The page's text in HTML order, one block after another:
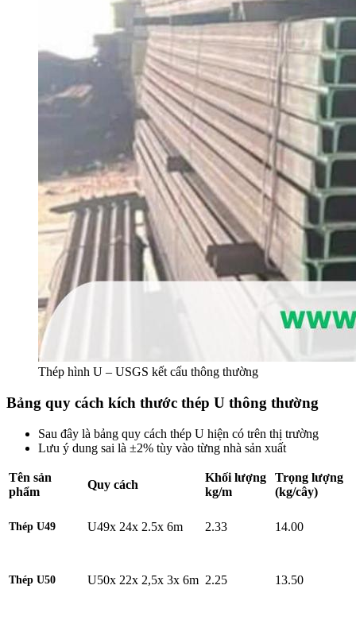
Thép hình U – USGS kết cấu thông thường
Bảng quy cách kích thước thép U thông thường
Sau đây là bảng quy cách thép U hiện có trên thị trường
Lưu ý dung sai là ±2% tùy vào từng nhà sản xuất
Tên sản
phẩm
Quy cách
Khối lượng
kg/m
Trọng lượng
(kg/cây)
Thép U49 U49x 24x 2.5x 6m 2.33 14.00
Thép U50 U50x 22x 2,5x 3x 6m 2.25 13.50